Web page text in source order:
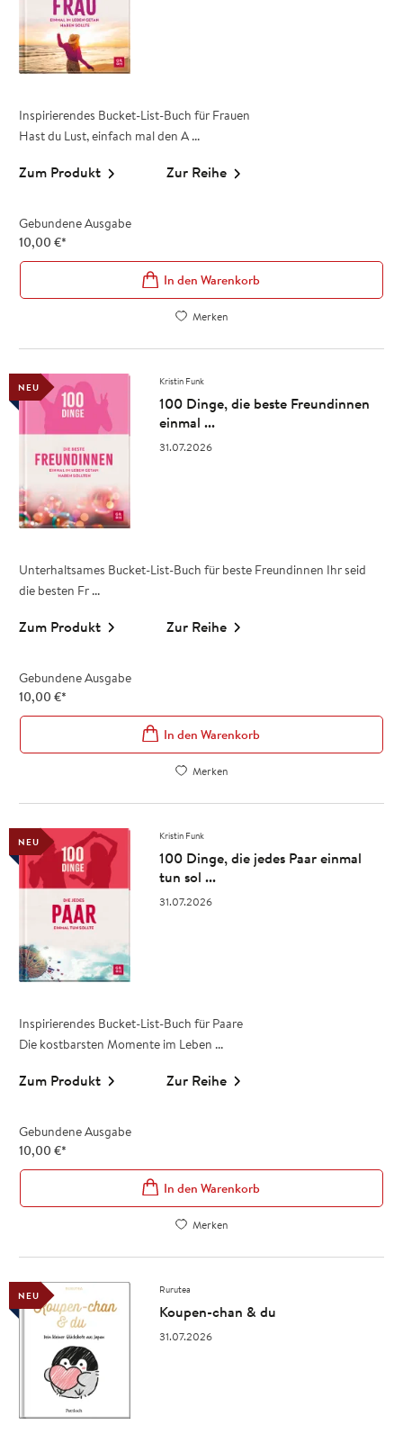
Inspirierendes Bucket-List-Buch für Frauen
Hast du Lust, einfach mal den A ...
Zum Produkt Zur Reihe
Gebundene Ausgabe
10,00 €*
In den Warenkorb
Merken
NEU Kristin Funk
100 Dinge, die beste Freundinnen
einmal ...
31.07.2026
Unterhaltsames Bucket-List-Buch für beste Freundinnen Ihr seid
die besten Fr ...
Zum Produkt Zur Reihe
Gebundene Ausgabe
10,00 €*
In den Warenkorb
Merken
NEU Kristin Funk
100 Dinge, die jedes Paar einmal
tun sol ...
31.07.2026
Inspirierendes Bucket-List-Buch für Paare
Die kostbarsten Momente im Leben ...
Zum Produkt Zur Reihe
Gebundene Ausgabe
10,00 €*
In den Warenkorb
Merken
NEU Rurutea
Koupen-chan & du
31.07.2026